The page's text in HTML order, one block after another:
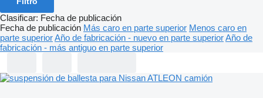
Clasificar: Fecha de publicación
Fecha de publicación Más caro en parte superior Menos caro en
parte superiorAño de fabricación - nuevo en parte superiorAño de
fabricación - más antiguo en parte superior